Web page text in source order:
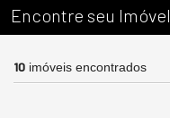
Encontre seu Imóvel
10 imóveis encontrados